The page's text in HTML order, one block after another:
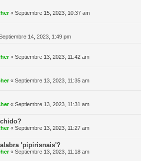
« Septiembre 15, 2023, 10:37 am
14, 2023, 1:49 pm
« Septiembre 13, 2023, 11:42 am
« Septiembre 13, 2023, 11:35 am
« Septiembre 13, 2023, 11:31 am
« Septiembre 13, 2023, 11:27 am
'pipirisnais'?
« Septiembre 13, 2023, 11:18 am